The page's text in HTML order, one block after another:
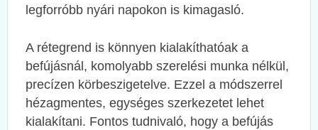
legforróbb nyári napokon is kimagasló.
A rétegrend is könnyen kialakíthatóak a
befújásnál, komolyabb szerelési munka nélkül,
precízen körbeszigetelve. Ezzel a módszerrel
hézagmentes, egységes szerkezetet lehet
kialakítani. Fontos tudnivaló, hogy a befújás